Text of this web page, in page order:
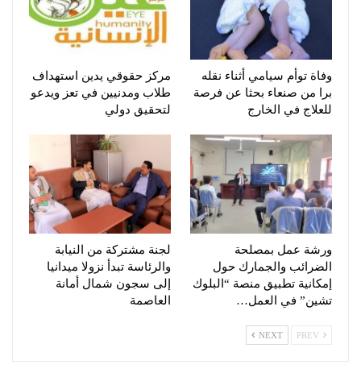
وفاة توأم سيامي أثناء نقله
برا من صنعاء بحثا عن فرصة
للعلاج في الخارج
مركز حقوقي يدين استهداف
طلاب ومدنيين في تعز ويدعو
لتحقيق دولي
ورشة عمل بمصلحة
الضرائب والجمارك حول
إمكانية تطبيق منصة “البلوك
تشين” في العمل…
لجنة مشتركة من النيابة
والرئاسة تبدأ نزولا ميدانيا
إلى سجون شمال أمانة
العاصمة
NEXT